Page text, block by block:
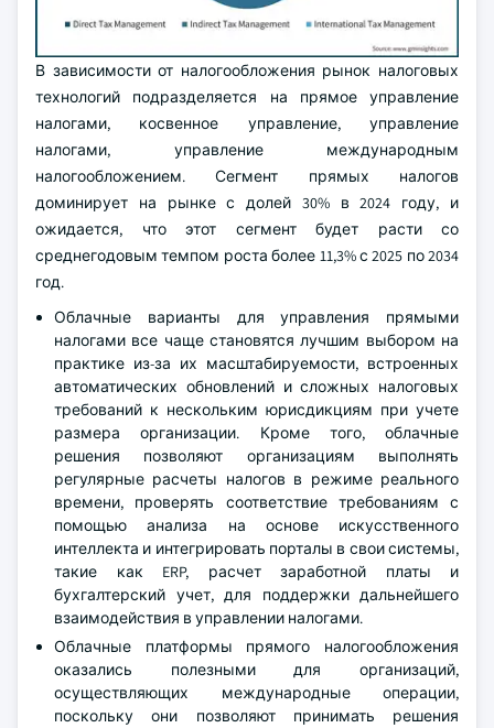
В зависимости от налогообложения рынок налоговых
технологий подразделяется на прямое управление
налогами, косвенное управление, управление
налогами, управление международным
налогообложением. Сегмент прямых налогов
доминирует на рынке с долей 30% в 2024 году, и
ожидается, что этот сегмент будет расти со
среднегодовым темпом роста более 11,3% с 2025 по 2034
год.
Облачные варианты для управления прямыми
налогами все чаще становятся лучшим выбором на
практике из-за их масштабируемости, встроенных
автоматических обновлений и сложных налоговых
требований к нескольким юрисдикциям при учете
размера организации. Кроме того, облачные
решения позволяют организациям выполнять
регулярные расчеты налогов в режиме реального
времени, проверять соответствие требованиям с
помощью анализа на основе искусственного
интеллекта и интегрировать порталы в свои системы,
такие как ERP, расчет заработной платы и
бухгалтерский учет, для поддержки дальнейшего
взаимодействия в управлении налогами.
Облачные платформы прямого налогообложения
оказались полезными для организаций,
осуществляющих международные операции,
поскольку они позволяют принимать решения